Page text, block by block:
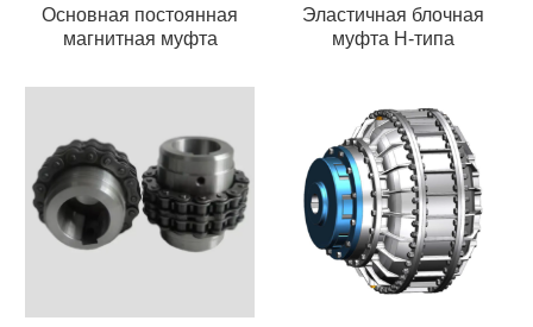
Основная постоянная
магнитная муфта
Эластичная блочная
муфта H-типа